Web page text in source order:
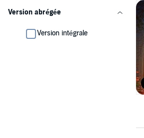
Version abrégée
Version intégrale